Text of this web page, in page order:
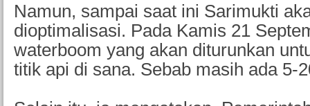
Namun, sampai saat ini Sarimukti
dioptimalisasi. Pada Kamis 21
waterboom yang akan diturunkan
titik api di sana. Sebab masih ada 5-